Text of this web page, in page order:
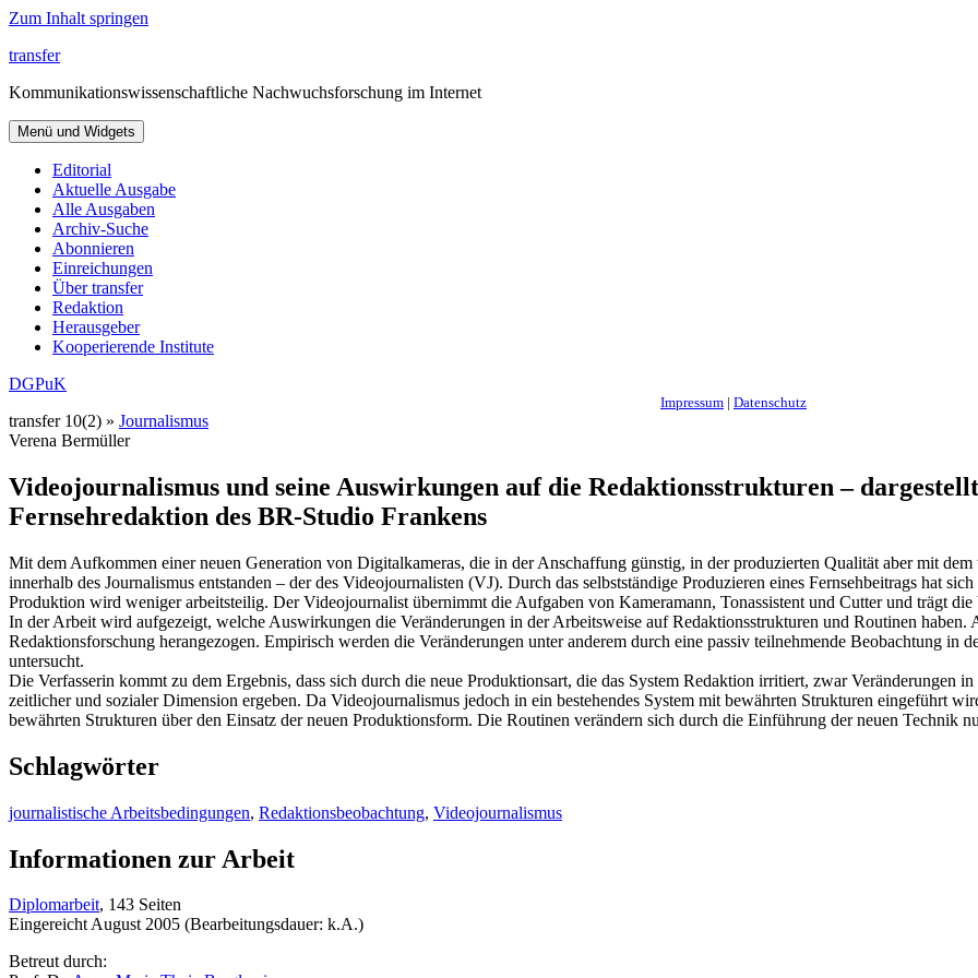
Zum Inhalt springen
transfer
Kommunikationswissenschaftliche Nachwuchsforschung im Internet
Menü und Widgets
Editorial
Aktuelle Ausgabe
Alle Ausgaben
Archiv-Suche
Abonnieren
Einreichungen
Über transfer
Redaktion
Herausgeber
Kooperierende Institute
DGPuK
Impressum | Datenschutz
transfer 10(2) » Journalismus
Verena Bermüller
Videojournalismus und seine Auswirkungen auf die Redaktionsstrukturen –
Fernsehredaktion des BR-Studio Frankens
Mit dem Aufkommen einer neuen Generation von Digitalkameras, die in der Anschaffung günstig, in der produzierten Qualität aber mit
innerhalb des Journalismus entstanden – der des Videojournalisten (VJ). Durch das selbstständige Produzieren eines Fernsehbeitrags hat
Produktion wird weniger arbeitsteilig. Der Videojournalist übernimmt die Aufgaben von Kameramann, Tonassistent und Cutter und trägt
In der Arbeit wird aufgezeigt, welche Auswirkungen die Veränderungen in der Arbeitsweise auf Redaktionsstrukturen und Routinen haben.
Redaktionsforschung herangezogen. Empirisch werden die Veränderungen unter anderem durch eine passiv teilnehmende Beobachtung
untersucht.
Die Verfasserin kommt zu dem Ergebnis, dass sich durch die neue Produktionsart, die das System Redaktion irritiert, zwar Veränderungen
zeitlicher und sozialer Dimension ergeben. Da Videojournalismus jedoch in ein bestehendes System mit bewährten Strukturen eingeführt
bewährten Strukturen über den Einsatz der neuen Produktionsform. Die Routinen verändern sich durch die Einführung der neuen Technik
Schlagwörter
journalistische Arbeitsbedingungen, Redaktionsbeobachtung, Videojournalismus
Informationen zur Arbeit
Diplomarbeit, 143 Seiten
Eingereicht August 2005 (Bearbeitungsdauer: k.A.)
Betreut durch: